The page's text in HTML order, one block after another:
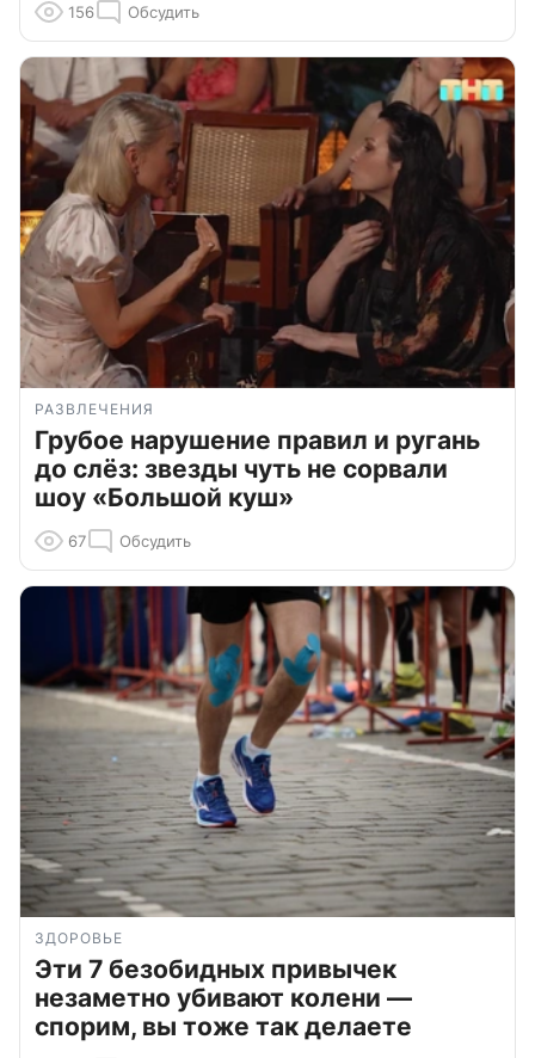
156 Обсудить
РАЗВЛЕЧЕНИЯ
Грубое нарушение правил и ругань
до слёз: звезды чуть не сорвали
шоу «Большой куш»
67 Обсудить
ЗДОРОВЬЕ
Эти 7 безобидных привычек
незаметно убивают колени —
спорим, вы тоже так делаете